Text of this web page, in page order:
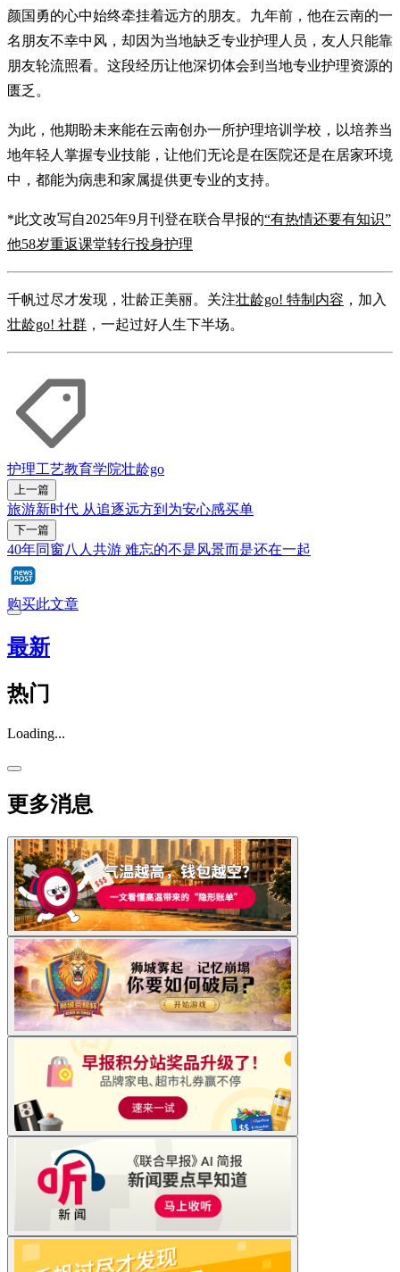
颜国勇的心中始终牵挂着远方的朋友。九年前，他在云南的一
名朋友不幸中风，却因为当地缺乏专业护理人员，友人只能靠
朋友轮流照看。这段经历让他深切体会到当地专业护理资源的
匮乏。
为此，他期盼未来能在云南创办一所护理培训学校，以培养当
地年轻人掌握专业技能，让他们无论是在医院还是在居家环境
中，都能为病患和家属提供更专业的支持。
*此文改写自2025年9月刊登在联合早报的“有热情还要有知识”
他58岁重返课堂转行投身护理
千帆过尽才发现，壮龄正美丽。关注壮龄go! 特制内容 ，加入
壮龄go! 社群 ，一起过好人生下半场。
护理工艺教育学院壮龄go
上一篇
旅游新时代 从追逐远方到为安心感买单
下一篇
40年同窗八人共游 难忘的不是风景而是还在一起
购买此文章
最新
热门
Loading...
更多消息